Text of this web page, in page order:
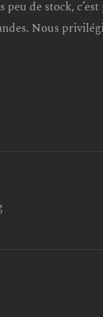
de stock,
Nous